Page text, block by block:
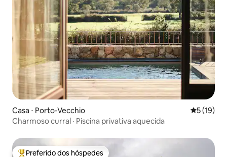
Casa ⋅ Porto-Vecchio 5 de uma
5 (19)
Charmoso curral · Piscina privativa aquecida
Preferido dos hóspedes